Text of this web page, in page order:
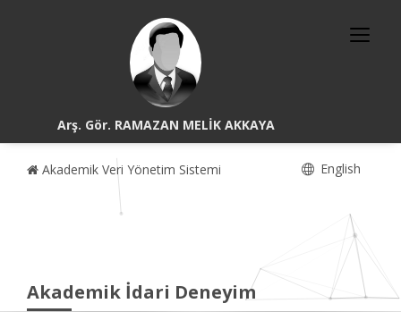
Arş. Gör. RAMAZAN MELİK AKKAYA
Akademik Veri Yönetim Sistemi English
Akademik İdari Deneyim